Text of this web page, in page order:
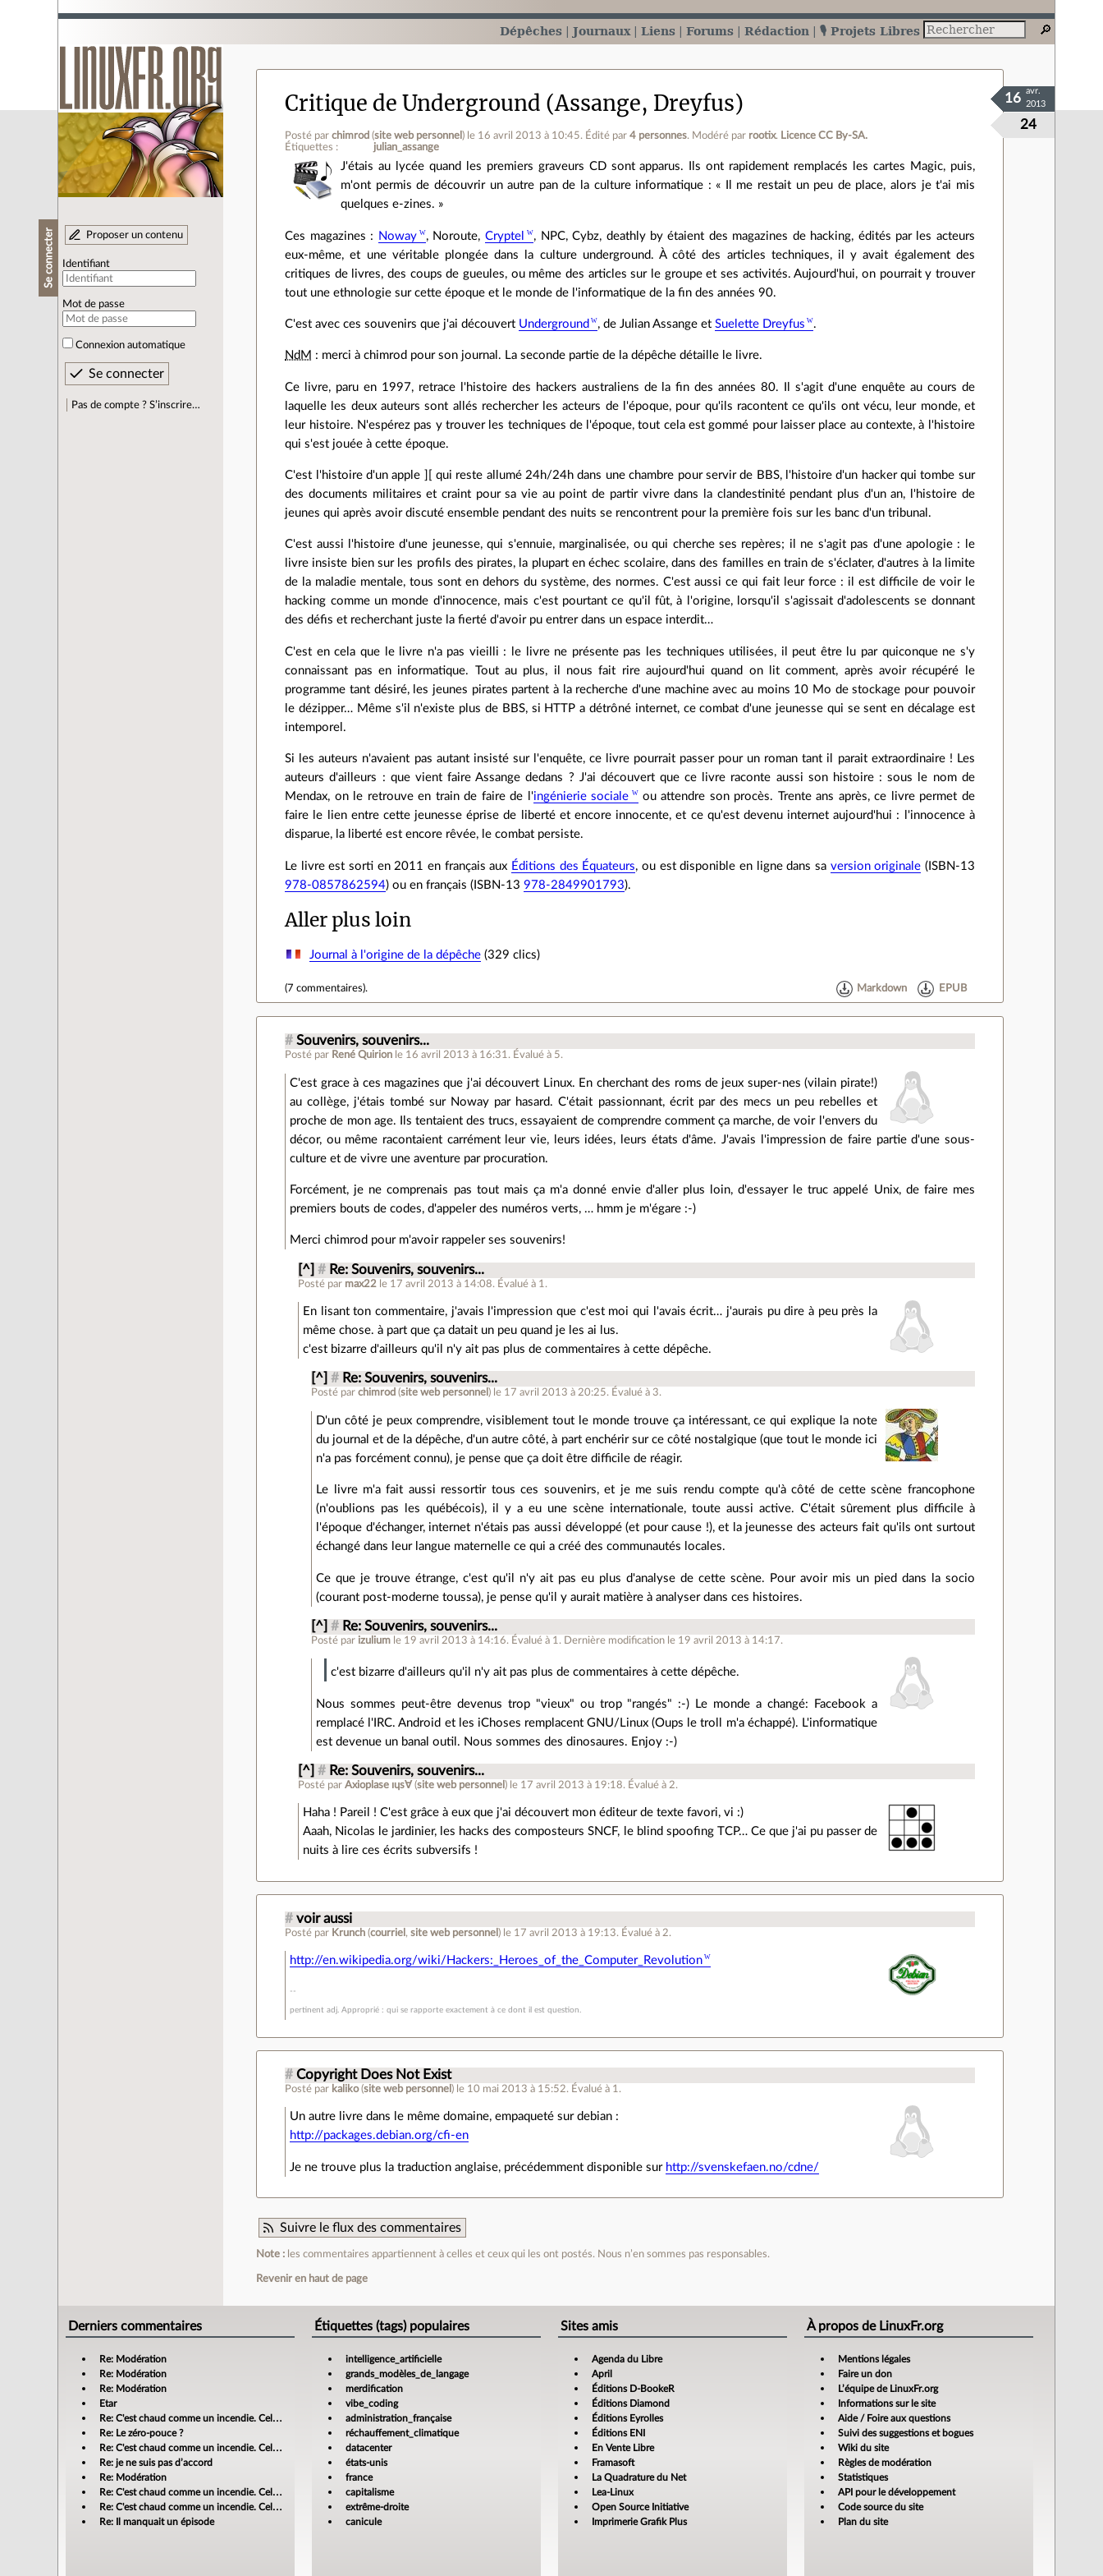
Dépêches Journaux Liens Forums Rédaction 🎙️ Projets Libres
Se connecter Proposer un contenu
Identifiant
Mot de passe
Connexion automatique
Pas de compte ? S’inscrire…
Critique de Underground (Assange, Dreyfus)
Posté parchimrod (site web personnel ) le 16 avril 2013 à 10:45. Édité par4 personnes. Modéré par rootix. Licence CC By‑SA.
Étiquettes :
julian_assange
24
16
avr.
2013
J'étais au lycée quand les premiers graveurs CD sont apparus. Ils ont rapidement remplacés les cartes Magic, puis,
m'ont permis de découvrir un autre pan de la culture informatique : « Il me restait un peu de place, alors je t'ai mis
quelques e-zines. »
Ces magazines : Noway , Noroute, Cryptel
, NPC, Cybz, deathly by étaient des magazines de hacking, édités par les acteurs
eux-même, et une véritable plongée dans la culture underground. À côté des articles techniques, il y avait également des
critiques de livres, des coups de gueules, ou même des articles sur le groupe et ses activités. Aujourd'hui, on pourrait y trouver
tout une ethnologie sur cette époque et le monde de l'informatique de la fin des années 90.
C'est avec ces souvenirs que j'ai découvert Underground , de Julian Assange etSuelette Dreyfus .
NdM : merci à chimrod pour son journal. La seconde partie de la dépêche détaille le livre.
Ce livre, paru en 1997, retrace l'histoire des hackers australiens de la fin des années 80. Il s'agit d'une enquête au cours de
laquelle les deux auteurs sont allés rechercher les acteurs de l'époque, pour qu'ils racontent ce qu'ils ont vécu, leur monde, et
leur histoire. N'espérez pas y trouver les techniques de l'époque, tout cela est gommé pour laisser place au contexte, à l'histoire
qui s'est jouée à cette époque.
C'est l'histoire d'un apple ][ qui reste allumé 24h/24h dans une chambre pour servir de BBS, l'histoire d'un hacker qui tombe sur
des documents militaires et craint pour sa vie au point de partir vivre dans la clandestinité pendant plus d'un an, l'histoire de
jeunes qui après avoir discuté ensemble pendant des nuits se rencontrent pour la première fois sur les banc d'un tribunal.
C'est aussi l'histoire d'une jeunesse, qui s'ennuie, marginalisée, ou qui cherche ses repères; il ne s'agit pas d'une apologie : le
livre insiste bien sur les profils des pirates, la plupart en échec scolaire, dans des familles en train de s'éclater, d'autres à la limite
de la maladie mentale, tous sont en dehors du système, des normes. C'est aussi ce qui fait leur force : il est difficile de voir le
hacking comme un monde d'innocence, mais c'est pourtant ce qu'il fût, à l'origine, lorsqu'il s'agissait d'adolescents se donnant
des défis et recherchant juste la fierté d'avoir pu entrer dans un espace interdit…
C'est en cela que le livre n'a pas vieilli : le livre ne présente pas les techniques utilisées, il peut être lu par quiconque ne s'y
connaissant pas en informatique. Tout au plus, il nous fait rire aujourd'hui quand on lit comment, après avoir récupéré le
programme tant désiré, les jeunes pirates partent à la recherche d'une machine avec au moins 10 Mo de stockage pour pouvoir
le dézipper… Même s'il n'existe plus de BBS, si HTTP a détrôné internet, ce combat d'une jeunesse qui se sent en décalage est
intemporel.
Si les auteurs n'avaient pas autant insisté sur l'enquête, ce livre pourrait passer pour un roman tant il parait extraordinaire ! Les
auteurs d'ailleurs : que vient faire Assange dedans ? J'ai découvert que ce livre raconte aussi son histoire : sous le nom de
Mendax, on le retrouve en train de faire de l'ingénierie sociale
ou attendre son procès. Trente ans après, ce livre permet de
faire le lien entre cette jeunesse éprise de liberté et encore innocente, et ce qu'est devenu internet aujourd'hui : l'innocence à
disparue, la liberté est encore rêvée, le combat persiste.
Le livre est sorti en 2011 en français aux Éditions des Équateurs, ou est disponible en ligne dans sa version originale (ISBN-13
978-0857862594) ou en français (ISBN-13978-2849901793).
Aller plus loin
Journal à l'origine de la dépêche(329 clics)
(7 commentaires). Markdown EPUB
# Souvenirs, souvenirs...
Posté par René Quirion le 16 avril 2013 à 16:31 . Évalué à 5.
C'est grace à ces magazines que j'ai découvert Linux. En cherchant des roms de jeux super-nes (vilain pirate!)
au collège, j'étais tombé sur Noway par hasard. C'était passionnant, écrit par des mecs un peu rebelles et
proche de mon age. Ils tentaient des trucs, essayaient de comprendre comment ça marche, de voir l'envers du
décor, ou même racontaient carrément leur vie, leurs idées, leurs états d'âme. J'avais l'impression de faire partie d'une sous-
culture et de vivre une aventure par procuration.
Forcément, je ne comprenais pas tout mais ça m'a donné envie d'aller plus loin, d'essayer le truc appelé Unix, de faire mes
premiers bouts de codes, d'appeler des numéros verts, … hmm je m'égare :-)
Merci chimrod pour m'avoir rappeler ses souvenirs!
[^] # Re: Souvenirs, souvenirs...
Posté par max22 le 17 avril 2013 à 14:08. Évalué à 1 .
En lisant ton commentaire, j'avais l'impression que c'est moi qui l'avais écrit… j'aurais pu dire à peu près la
même chose. à part que ça datait un peu quand je les ai lus.
c'est bizarre d'ailleurs qu'il n'y ait pas plus de commentaires à cette dépêche.
[^] # Re: Souvenirs, souvenirs...
Posté parchimrod (site web personnel ) le 17 avril 2013 à 20:25. Évalué à 3.
D'un côté je peux comprendre, visiblement tout le monde trouve ça intéressant, ce qui explique la note
du journal et de la dépêche, d'un autre côté, à part enchérir sur ce côté nostalgique (que tout le monde ici
n'a pas forcément connu), je pense que ça doit être difficile de réagir.
Le livre m'a fait aussi ressortir tous ces souvenirs, et je me suis rendu compte qu'à côté de cette scène francophone
(n'oublions pas les québécois), il y a eu une scène internationale, toute aussi active. C'était sûrement plus difficile à
l'époque d'échanger, internet n'étais pas aussi développé (et pour cause !), et la jeunesse des acteurs fait qu'ils ont surtout
échangé dans leur langue maternelle ce qui a créé des communautés locales.
Ce que je trouve étrange, c'est qu'il n'y ait pas eu plus d'analyse de cette scène. Pour avoir mis un pied dans la socio
(courant post-moderne toussa), je pense qu'il y aurait matière à analyser dans ces histoires.
[^] # Re: Souvenirs, souvenirs...
Posté par izulium le 19 avril 2013 à 14:16. Évalué à 1 . Dernière modification le 19 avril 2013 à 14:17.
c'est bizarre d'ailleurs qu'il n'y ait pas plus de commentaires à cette dépêche.
Nous sommes peut-être devenus trop "vieux" ou trop "rangés" :-) Le monde a changé: Facebook a
remplacé l'IRC. Android et les iChoses remplacent GNU/Linux (Oups le troll m'a échappé). L'informatique
est devenue un banal outil. Nous sommes des dinosaures. Enjoy :-)
[^] # Re: Souvenirs, souvenirs...
Posté parAxioplase ıɥs∀ (site web personnel ) le 17 avril 2013 à 19:18. Évalué à 2.
Haha ! Pareil ! C'est grâce à eux que j'ai découvert mon éditeur de texte favori, vi :)
Aaah, Nicolas le jardinier, les hacks des composteurs SNCF, le blind spoofing TCP… Ce que j'ai pu passer de
nuits à lire ces écrits subversifs !
# voir aussi
Posté par Krunch (courriel ,site web personnel ) le 17 avril 2013 à 19:13. Évalué à 2.
http://en.wikipedia.org/wiki/Hackers:_Heroes_of_the_Computer_Revolution
pertinent adj. Approprié : qui se rapporte exactement à ce dont il est question.
# Copyright Does Not Exist
Posté par kaliko(site web personnel ) le 10 mai 2013 à 15:52. Évalué à 1 .
Un autre livre dans le même domaine, empaqueté sur debian :
http://packages.debian.org/cfi-en
Je ne trouve plus la traduction anglaise, précédemment disponible sur http://svenskefaen.no/cdne/
Suivre le flux des commentaires
Note : les commentaires appartiennent à celles et ceux qui les ont postés. Nous n’en sommes pas responsables.
Revenir en haut de page
Derniers commentaires
Re: Modération
Re: Modération
Re: Modération
Etar
Re: C'est chaud comme un incendie. Cela m'enrage!
Re: Le zéro-pouce ?
Re: C'est chaud comme un incendie. Cela m'enrage!
Re: je ne suis pas d’accord
Re: Modération
Re: C'est chaud comme un incendie. Cela m'enrage!
Re: C'est chaud comme un incendie. Cela m'enrage!
Re: Il manquait un épisode
Étiquettes (tags) populaires
intelligence_artificielle
grands_modèles_de_langage
merdification
vibe_coding
administration_française
réchauffement_climatique
datacenter
états-unis
france
capitalisme
extrême-droite
canicule
Sites amis
Agenda du Libre
April
Éditions D-BookeR
Éditions Diamond
Éditions Eyrolles
Éditions ENI
En Vente Libre
Framasoft
La Quadrature du Net
Lea-Linux
Open Source Initiative
Imprimerie Grafik Plus
À propos de LinuxFr.org
Mentions légales
Faire un don
L’équipe de LinuxFr.org
Informations sur le site
Aide / Foire aux questions
Suivi des suggestions et bogues
Wiki du site
Règles de modération
Statistiques
API pour le développement
Code source du site
Plan du site